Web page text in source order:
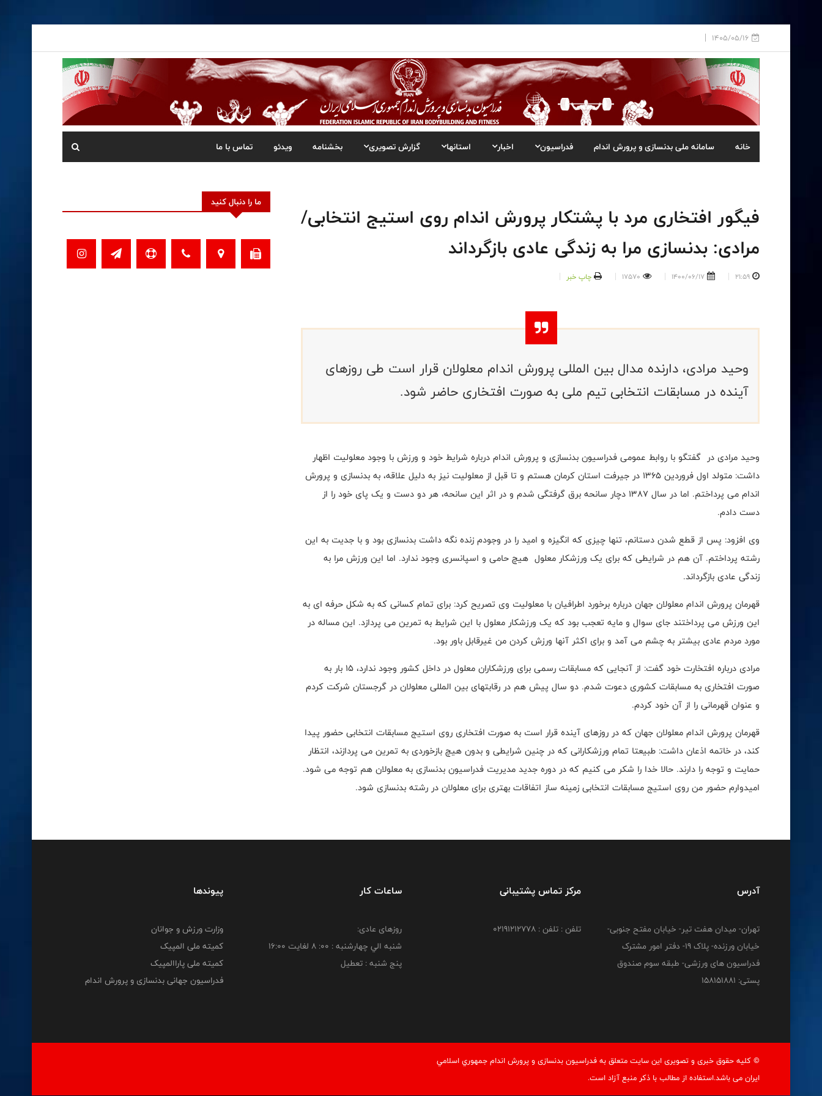
1405/05/16
خانه سامانه ملی بدنسازی و پرورش اندام فدراسیون اخبار استانها گزارش تصویری بخشنامه ویدئو تماس با ما
فیگور افتخاری مرد با پشتکار پرورش اندام روی استیج انتخابی/
مرادی: بدنسازی مرا به زندگی عادی بازگرداند
21:59
1400/06/17
17570 چاپ خبر
وحید مرادی، دارنده مدال بین المللی پرورش اندام معلولان قرار است طی روزهای
آینده در مسابقات انتخابی تیم ملی به صورت افتخاری حاضر شود.
وحید مرادی در گفتگو با روابط عمومی فدراسیون بدنسازی و پرورش اندام درباره شرایط خود و ورزش با وجود معلولیت اظهار
داشت: متولد اول فروردین 1365 در جیرفت استان کرمان هستم و تا قبل از معلولیت نیز به دلیل علاقه، به بدنسازی و پرورش
اندام می پرداختم. اما در سال 1387 دچار سانحه برق گرفتگی شدم و در اثر این سانحه، هر دو دست و یک پای خود را از
دست دادم.
وی افزود: پس از قطع شدن دستانم، تنها چیزی که انگیزه و امید را در وجودم زنده نگه داشت بدنسازی بود و با جدیت به این
رشته پرداختم. آن هم در شرایطی که برای یک ورزشکار معلول هیچ حامی و اسپانسری وجود ندارد. اما این ورزش مرا به
زندگی عادی بازگرداند.
قهرمان پرورش اندام معلولان جهان درباره برخورد اطرافیان با معلولیت وی تصریح کرد: برای تمام کسانی که به شکل حرفه ای به
این ورزش می پرداختند جای سوال و مایه تعجب بود که یک ورزشکار معلول با این شرایط به تمرین می پردازد. این مساله در
مورد مردم عادی بیشتر به چشم می آمد و برای اکثر آنها ورزش کردن من غیرقابل باور بود.
مرادی درباره افتخارت خود گفت: از آنجایی که مسابقات رسمی برای ورزشکاران معلول در داخل کشور وجود ندارد، 15 بار به
صورت افتخاری به مسابقات کشوری دعوت شدم. دو سال پیش هم در رقابتهای بین المللی معلولان در گرجستان شرکت کردم
و عنوان قهرمانی را از آن خود کردم.
قهرمان پرورش اندام معلولان جهان که در روزهای آینده قرار است به صورت افتخاری روی استیج مسابقات انتخابی حضور پیدا
کند، در خاتمه اذعان داشت: طبیعتا تمام ورزشکارانی که در چنین شرایطی و بدون هیچ بازخوردی به تمرین می پردازند، انتظار
حمایت و توجه را دارند. حالا خدا را شکر می کنیم که در دوره جدید مدیریت فدراسیون بدنسازی به معلولان هم توجه می شود.
امیدوارم حضور من روی استیج مسابقات انتخابی زمینه ساز اتفاقات بهتری برای معلولان در رشته بدنسازی شود.
ما را دنبال کنید
آدرس
تهران- میدان هفت تیر- خیابان مفتح جنوبی-
خیابان ورزنده- پلاک 19- دفتر امور مشترک
فدراسیون های ورزشی- طبقه سوم صندوق
پستی: 158151881
مرکز تماس پشتیبانی
تلفن : تلفن : 02191212778
ساعات کار
روزهای عادی:
شنبه الي چهارشنبه : 00: 8 لغايت 16:00
پنج شنبه : تعطیل
پیوندها
وزارت ورزش و جوانان
کمیته ملی المپیک
کمیته ملی پاراالمپیک
فدراسیون جهانی بدنسازی و پرورش اندام
© کليه حقوق خبری و تصويری اين سايت متعلق به فدراسيون بدنسازی و پرورش اندام جمهوري اسلامي
ايران می باشد.استفاده از مطالب با ذكر منبع آزاد است.